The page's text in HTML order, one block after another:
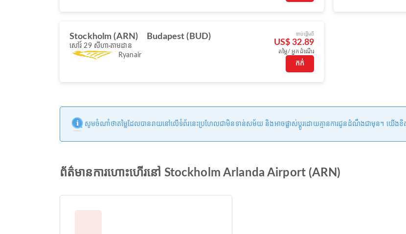
Stockholm (ARN) Budapest (BUD)
សៅរ៍ 29 សីហា តាមដាន
Ryanair
ចាប់ផ្ដើមពី
US$ 32.89
តម្លៃ/ អ្នកដំណើរ
កក់
សូមចំណាំថាតម្លៃដែលបានរាយនៅលើទំព័រនេះប្រហែលជាមិនទាន់សម័យ និងអាចផ្លាស់ប្តូរដោយគ្មានការជូនដំណឹងជាមុន។ យើងខិត
ព័ត៌មានការហោះហើរ​នៅ Stockholm Arlanda Airport (ARN)